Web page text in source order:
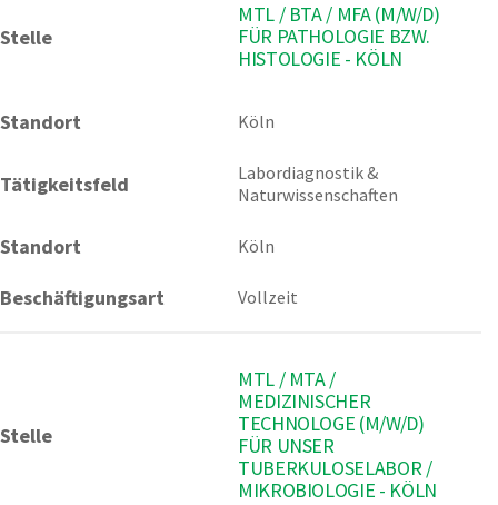
Stelle
MTL / BTA / MFA (M/W/D)
FÜR PATHOLOGIE BZW.
HISTOLOGIE - KÖLN
Standort Köln
Tätigkeitsfeld
Labordiagnostik &
Naturwissenschaften
Standort Köln
Beschäftigungsart Vollzeit
Stelle
MTL / MTA /
MEDIZINISCHER
TECHNOLOGE (M/W/D)
FÜR UNSER
TUBERKULOSELABOR /
MIKROBIOLOGIE - KÖLN